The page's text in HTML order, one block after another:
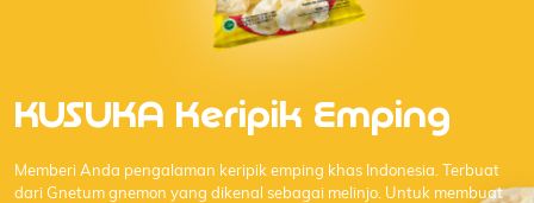
KUSUKA Keripik Emping
Memberi Anda pengalaman keripik emping khas Indonesia. Terbuat
dari Gnetum gnemon yang dikenal sebagai melinjo. Untuk membuat